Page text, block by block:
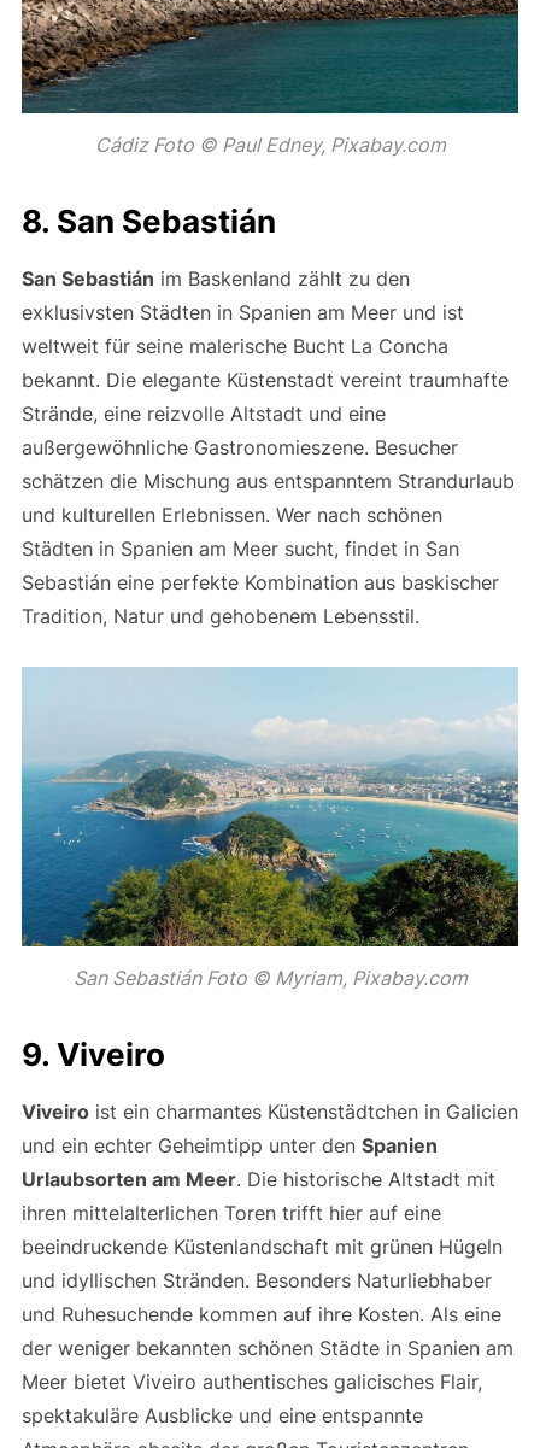
Cádiz Foto © Paul Edney, Pixabay.com
8. San Sebastián
San Sebastián im Baskenland zählt zu den
exklusivsten Städten in Spanien am Meer und ist
weltweit für seine malerische Bucht La Concha
bekannt. Die elegante Küstenstadt vereint traumhafte
Strände, eine reizvolle Altstadt und eine
außergewöhnliche Gastronomieszene. Besucher
schätzen die Mischung aus entspanntem Strandurlaub
und kulturellen Erlebnissen. Wer nach schönen
Städten in Spanien am Meer sucht, findet in San
Sebastián eine perfekte Kombination aus baskischer
Tradition, Natur und gehobenem Lebensstil.
San Sebastián Foto © Myriam, Pixabay.com
9. Viveiro
Viveiroist ein charmantes Küstenstädtchen in Galicien
und ein echter Geheimtipp unter den Spanien
Urlaubsorten am Meer. Die historische Altstadt mit
ihren mittelalterlichen Toren trifft hier auf eine
beeindruckende Küstenlandschaft mit grünen Hügeln
und idyllischen Stränden. Besonders Naturliebhaber
und Ruhesuchende kommen auf ihre Kosten. Als eine
der weniger bekannten schönen Städte in Spanien am
Meer bietet Viveiro authentisches galicisches Flair,
spektakuläre Ausblicke und eine entspannte